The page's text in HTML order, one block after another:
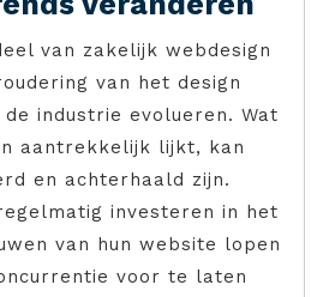
van zakelijk webdesign
van het design
industrie evolueren. Wat
aantrekkelijk lijkt, kan
en achterhaald zijn.
investeren in het
van hun website lopen
voor te laten